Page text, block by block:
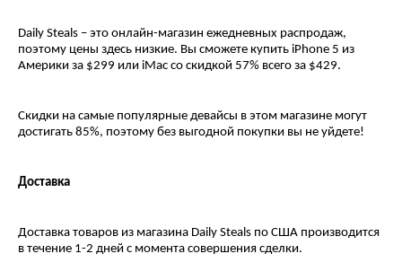
Daily Steals – это онлайн-магазин ежедневных распродаж,
поэтому цены здесь низкие. Вы сможете купить iPhone 5 из
Америки за $299 или iMac со скидкой 57% всего за $429.
Скидки на самые популярные девайсы в этом магазине могут
достигать 85%, поэтому без выгодной покупки вы не уйдете!
Доставка
Доставка товаров из магазина Daily Steals по США производится
в течение 1-2 дней с момента совершения сделки.